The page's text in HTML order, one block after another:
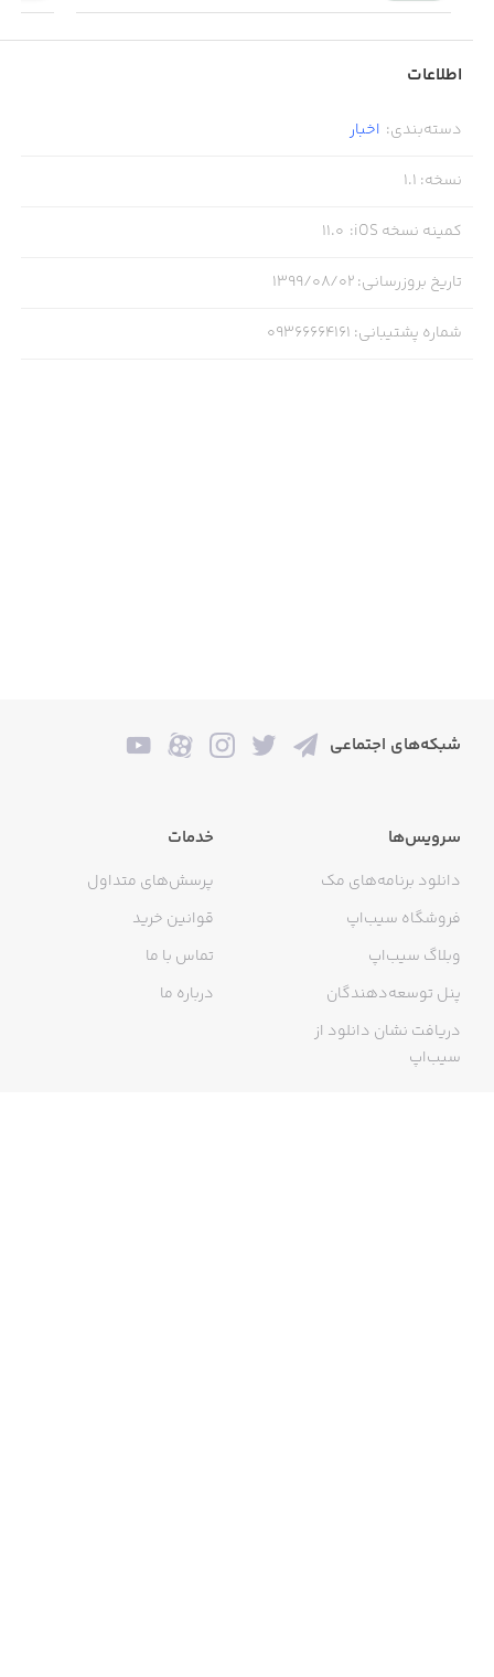
اطلاعات
دسته‌بندی: اخبار
نسخه:
1.1
کمینه نسخه iOS :
11.0
تاریخ بروزرسانی:۱۳۹۹/۰۸/۰۲
شماره پشتیبانی:
09366664161
شبکه‌های اجتماعی
سرویس‌ها
دانلود برنامه‌های مک
فروشگاه سیب‌اپ
وبلاگ سیب‌اپ
پنل توسعه‌دهندگان
دریافت نشان دانلود از
سیب‌اپ
خدمات
پرسش‌های متداول
قوانین خرید
تماس با ما
درباره ما